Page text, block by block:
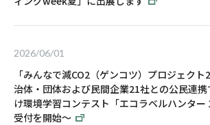
2026/06/01
「みんなで減CO2（ゲンコツ）プロジェク
治体・団体および民間企業21社との公民連
け環境学習コンテスト「エコラベルハンタ
受付を開始～